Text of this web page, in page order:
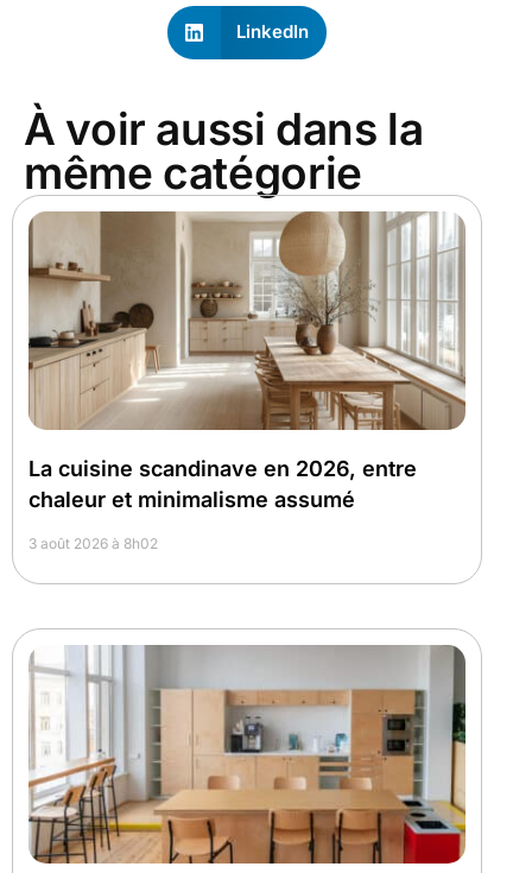
LinkedIn
À voir aussi dans la
même catégorie
La cuisine scandinave en 2026, entre
chaleur et minimalisme assumé
3 août 2026 à 8h02